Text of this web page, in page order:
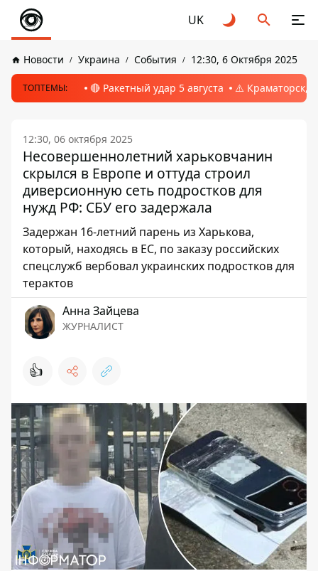
UK
Новости Украина События 12:30, 6 Октября 2025
ТОПТЕМЫ: 🔴 Ракетный удар 5 августа ⚠️ Краматорск,
12:30, 06 октября 2025
Несовершеннолетний харьковчанин
скрылся в Европе и оттуда строил
диверсионную сеть подростков для
нужд РФ: СБУ его задержала
Задержан 16-летний парень из Харькова,
который, находясь в ЕС, по заказу российских
спецслужб вербовал украинских подростков для
терактов
Анна Зайцева
ЖУРНАЛИСТ
👍